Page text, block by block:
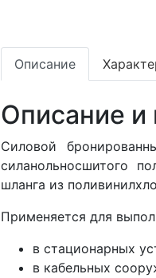
Описание
Описание
Силовой
силанольносшитого
шланга из
Применяется для
в стационарных
в кабельных